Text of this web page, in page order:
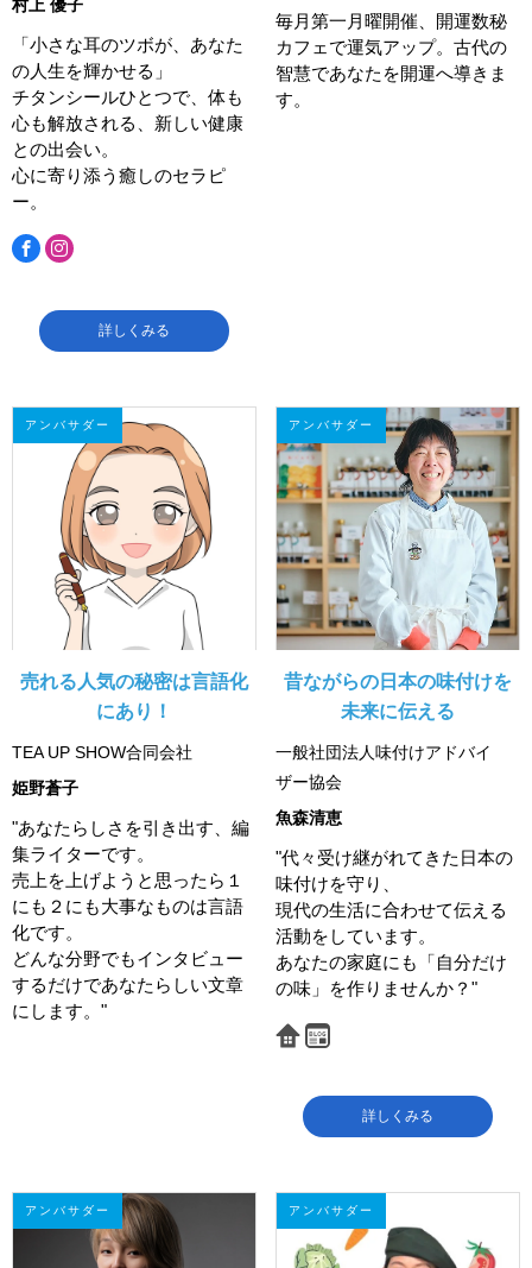
村上 優子
「小さな耳のツボが、あなた
の人生を輝かせる」
チタンシールひとつで、体も
心も解放される、新しい健康
との出会い。
心に寄り添う癒しのセラピ
ー。
詳しくみる
毎月第一月曜開催、開運数秘
カフェで運気アップ。古代の
智慧であなたを開運へ導きま
す。
アンバサダー
売れる人気の秘密は言語化
にあり！
TEA UP SHOW合同会社
姫野蒼子
"あなたらしさを引き出す、編
集ライターです。
売上を上げようと思ったら１
にも２にも大事なものは言語
化です。
どんな分野でもインタビュー
するだけであなたらしい文章
にします。"
アンバサダー
昔ながらの日本の味付けを
未来に伝える
一般社団法人味付けアドバイ
ザー協会
魚森清恵
"代々受け継がれてきた日本の
味付けを守り、
現代の生活に合わせて伝える
活動をしています。
あなたの家庭にも「自分だけ
の味」を作りませんか？"
詳しくみる
アンバサダー アンバサダー